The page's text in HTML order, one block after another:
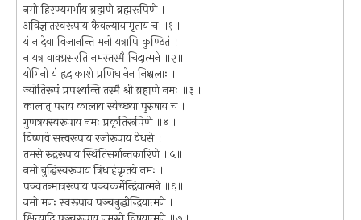
नमो हिरण्यगर्भाय ब्रह्मणे ब्रह्मरूपिणे ।
अविज्ञातस्वरूपाय कैवल्यायामृताय च ॥१॥
यं न देवा विजानन्ति मनो यत्रापि कुण्ठितं ।
न यत्र वाक्प्रसरति नमस्तस्मै चिदात्मने ॥२॥
योगिनो यं हृदाकाशे प्रणिधानेन निश्चलाः ।
ज्योतिरूपं प्रपश्यन्ति तस्मै श्री ब्रह्मणे नमः ॥३॥
कालात् पराय कालाय स्वेच्छया पुरुषाय च ।
गुणत्रयस्वरूपाय नमः प्रकृतिरूपिणे ॥४॥
विष्णवे सत्त्वरूपाय रजोरूपाय वेधसे ।
तमसे रुद्ररूपाय स्थितिसर्गान्तकारिणे ॥५॥
नमो बुद्धिस्वरूपाय त्रिधाहंकृतये नमः ।
पञ्चतन्मात्ररूपाय पञ्चकर्मेन्द्रियात्मने ॥६॥
नमो मनः स्वरूपाय पञ्चबुद्धीन्द्रियात्मने ।